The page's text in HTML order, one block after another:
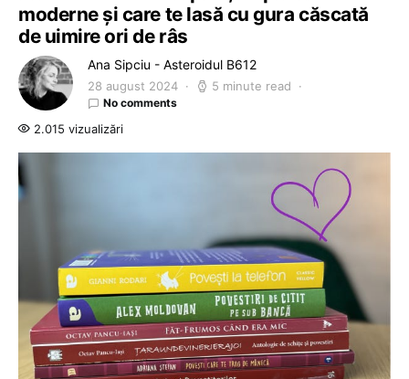
moderne și care te lasă cu gura căscată
de uimire ori de râs
Ana Sipciu - Asteroidul B612
28 august 2024 5 minute read
No comments
2.015 vizualizări